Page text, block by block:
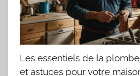
Les essentiels de la
et astuces pour votre